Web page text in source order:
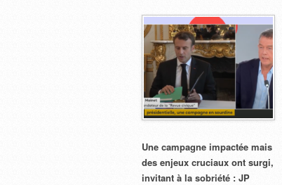
Une campagne impactée mais
des enjeux cruciaux ont surgi,
invitant à la sobriété : JP